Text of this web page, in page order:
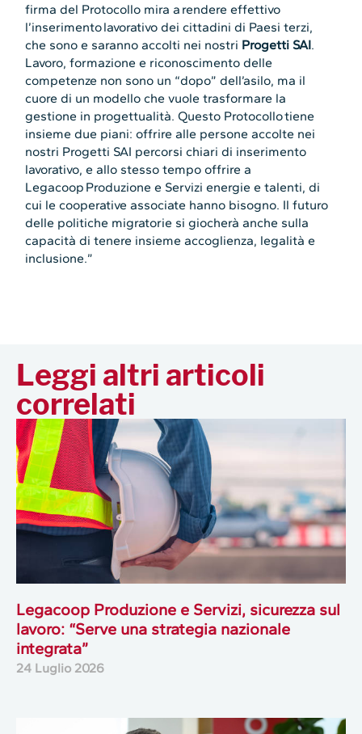
firma del Protocollo mira a rendere effettivo
l’inserimento lavorativo dei cittadini di Paesi terzi,
che sono e saranno accolti nei nostri Progetti SAI.
Lavoro, formazione e riconoscimento delle
competenze non sono un “dopo” dell’asilo, ma il
cuore di un modello che vuole trasformare la
gestione in progettualità. Questo Protocollo tiene
insieme due piani: offrire alle persone accolte nei
nostri Progetti SAI percorsi chiari di inserimento
lavorativo, e allo stesso tempo offrire a
Legacoop Produzione e Servizi energie e talenti, di
cui le cooperative associate hanno bisogno. Il futuro
delle politiche migratorie si giocherà anche sulla
capacità di tenere insieme accoglienza, legalità e
inclusione.”
Leggi altri articoli
correlati
Legacoop Produzione e Servizi, sicurezza sul
lavoro: “Serve una strategia nazionale
integrata”
24 Luglio 2026